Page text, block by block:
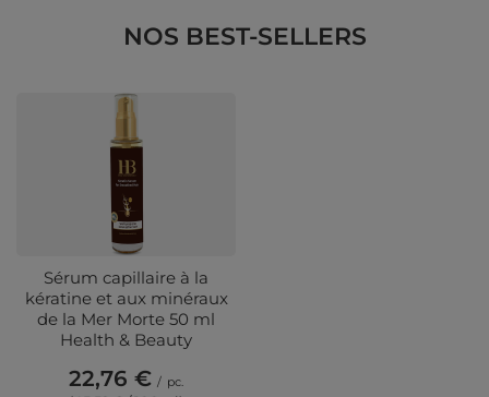
NOS BEST-SELLERS
Sérum capillaire à la
kératine et aux minéraux
de la Mer Morte 50 ml
Health & Beauty
22,76 € / pc.